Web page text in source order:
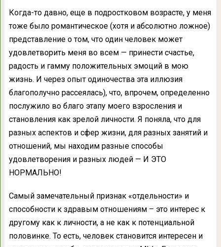
Когда-то давно, еще в подростковом возрасте, у меня
тоже было романтическое (хотя и абсолютно ложное)
представление о том, что один человек может
удовлетворить меня во всем — принести счастье,
радость и гамму положительных эмоций в мою
жизнь. И через опыт одиночества эта иллюзия
благополучно рассеялась), что, впрочем, определенно
послужило во благо этапу моего взросления и
становления как зрелой личности. Я поняла, что для
разных аспектов и сфер жизни, для разных занятий и
отношений, мы находим разные способы
удовлетворения и разных людей — И ЭТО
НОРМАЛЬНО!
Самый замечательный признак «отдельности» и
способности к здравым отношениям – это интерес к
другому как к личности, а не как к потенциальной
половинке. То есть, человек становится интересен и